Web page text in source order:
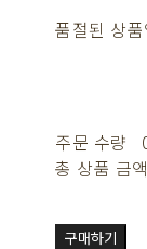
품절된 상
주문 수량
총 상품 금액
구매하기